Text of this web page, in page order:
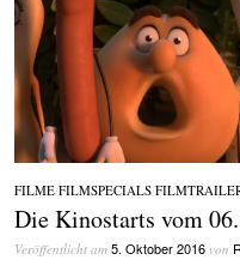
FILME/FILMSPECIALS/
Die Kinostarts vom
Veröffentlicht am 5. Oktober 2016 von